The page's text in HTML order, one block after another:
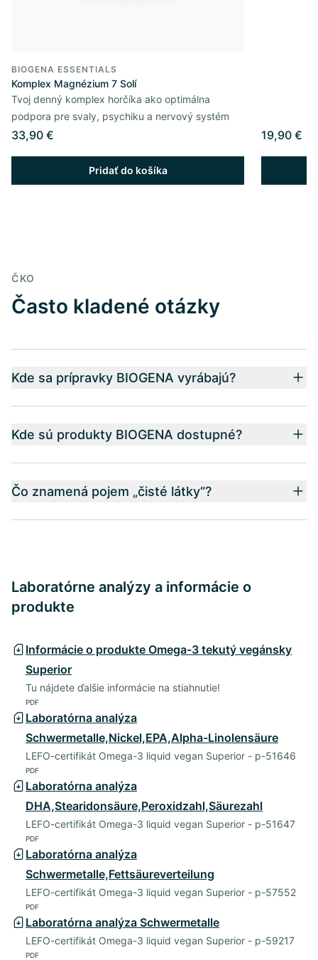
BIOGENA ESSENTIALS
Komplex Magnézium 7 Solí
Tvoj denný komplex horčíka ako optimálna
podpora pre svaly, psychiku a nervový systém
33,90 €
Pridať do košíka
19,90 €
ČKO
Často kladené otázky
Kde sa prípravky BIOGENA vyrábajú?
Kde sú produkty BIOGENA dostupné?
Čo znamená pojem „čisté látky“?
Laboratórne analýzy a informácie o
produkte
Informácie o produkte Omega-3 tekutý vegánsky
Superior
Tu nájdete ďalšie informácie na stiahnutie!
PDF
Laboratórna analýza
Schwermetalle,Nickel,EPA,Alpha-Linolensäure
LEFO-certifikát Omega-3 liquid vegan Superior - p-51646
PDF
Laboratórna analýza
DHA,Stearidonsäure,Peroxidzahl,Säurezahl
LEFO-certifikát Omega-3 liquid vegan Superior - p-51647
PDF
Laboratórna analýza
Schwermetalle,Fettsäureverteilung
LEFO-certifikát Omega-3 liquid vegan Superior - p-57552
PDF
Laboratórna analýza Schwermetalle
LEFO-certifikát Omega-3 liquid vegan Superior - p-59217
PDF